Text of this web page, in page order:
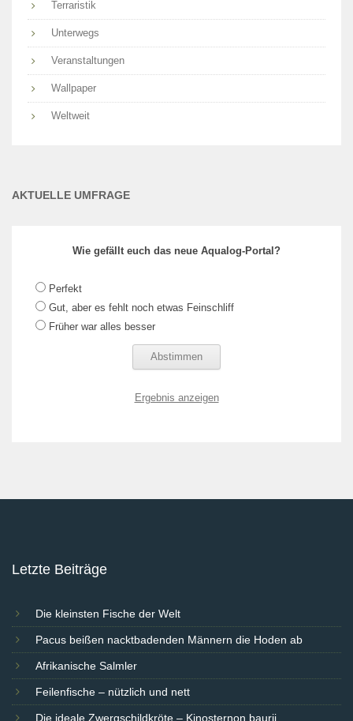
Terraristik
Unterwegs
Veranstaltungen
Wallpaper
Weltweit
AKTUELLE UMFRAGE
Wie gefällt euch das neue Aqualog-Portal?
Perfekt
Gut, aber es fehlt noch etwas Feinschliff
Früher war alles besser
Ergebnis anzeigen
Letzte Beiträge
Die kleinsten Fische der Welt
Pacus beißen nacktbadenden Männern die Hoden ab
Afrikanische Salmler
Feilenfische – nützlich und nett
Die ideale Zwergschildkröte – Kinosternon baurii